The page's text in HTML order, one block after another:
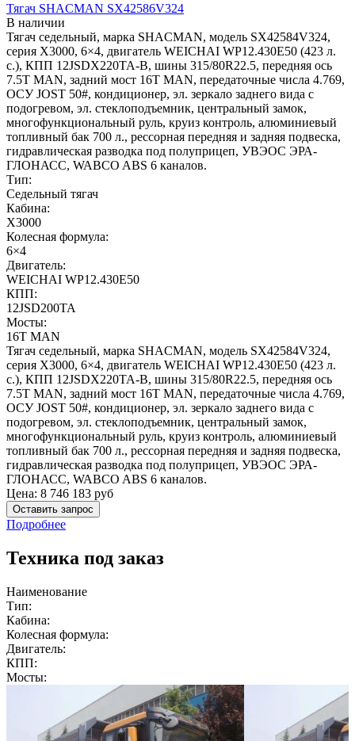
Тягач SHACMAN SX42586V324
В наличии
Тягач седельный, марка SHACMAN, модель SX42584V324,
серия Х3000, 6×4, двигатель WEICHAI WP12.430E50 (423 л.
с.), КПП 12JSDX220TA-B, шины 315/80R22.5, передняя ось
7.5T MAN, задний мост 16T MAN, передаточные числа 4.769,
ОСУ JOST 50#, кондиционер, эл. зеркало заднего вида с
подогревом, эл. стеклоподъемник, центральный замок,
многофункциональный руль, круиз контроль, алюминиевый
топливный бак 700 л., рессорная передняя и задняя подвеска,
гидравлическая разводка под полуприцеп, УВЭОС ЭРА-
ГЛОНАСС, WABCO ABS 6 каналов.
Тип:
Седельный тягач
Кабина:
X3000
Колесная формула:
6×4
Двигатель:
WEICHAI WP12.430E50
КПП:
12JSD200TA
Мосты:
16T MAN
Тягач седельный, марка SHACMAN, модель SX42584V324,
серия Х3000, 6×4, двигатель WEICHAI WP12.430E50 (423 л.
с.), КПП 12JSDX220TA-B, шины 315/80R22.5, передняя ось
7.5T MAN, задний мост 16T MAN, передаточные числа 4.769,
ОСУ JOST 50#, кондиционер, эл. зеркало заднего вида с
подогревом, эл. стеклоподъемник, центральный замок,
многофункциональный руль, круиз контроль, алюминиевый
топливный бак 700 л., рессорная передняя и задняя подвеска,
гидравлическая разводка под полуприцеп, УВЭОС ЭРА-
ГЛОНАСС, WABCO ABS 6 каналов.
Цена: 8 746 183 руб
Оставить запрос
Подробнее
Техника под заказ
Наименование
Тип:
Кабина:
Колесная формула:
Двигатель:
КПП:
Мосты: